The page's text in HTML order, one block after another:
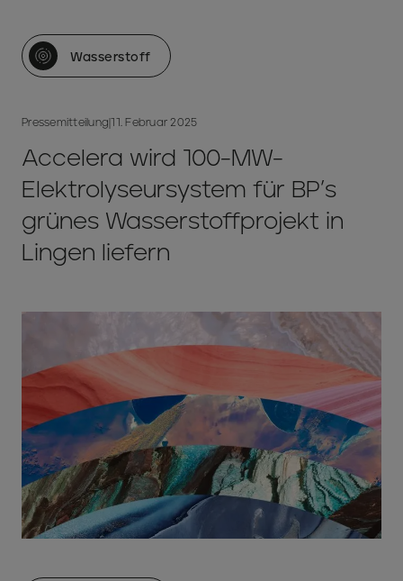
Wasserstoff
Pressemitteilung|11. Februar 2025
Accelera wird 100-MW-
Elektrolyseursystem für BP’s
grünes Wasserstoffprojekt in
Lingen liefern